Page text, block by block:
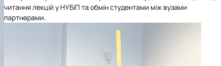
читання лекцій у НУБіП та обмін студентами між вузами
партнерами.